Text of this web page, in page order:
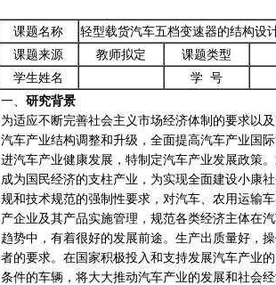
课题名称
轻型载货汽车五档变速器的结构设
课题来源
教师拟定 课题类型
学生姓名
学 号
一、 研究背景
为适应不断完善社会主义市场经济体制的要求以
汽车产业结构调整和升级，全面提高汽车产业国
进汽车产业健康发展，特制定汽车产业发展政策
成为国民经济的支柱产业，为实现全面建设小康
规和技术规范的强制性要求，对汽车、农用运输
产企业及其产品实施管理，规范各类经济主体在
趋势中，有着很好的发展前途。生产出质量好，
者的要求。在国家积极投入和支持发展汽车产业
条件的车辆，将大大推动汽车产业的发展和社会